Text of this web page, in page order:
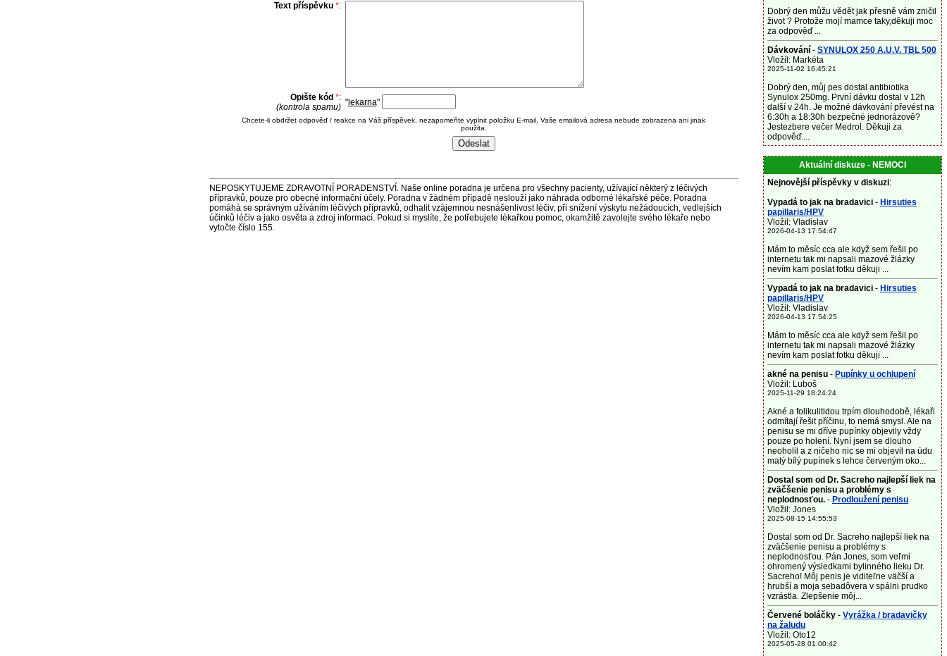
Text příspěvku *:
Opište kód *:
(kontrola spamu) "lekarna"
Chcete-li obdržet odpověď / reakce na Váš příspěvek, nezapomeňte vyplnit položku E-mail. Vaše emailová adresa nebude zobrazena ani jinak
použita.
NEPOSKYTUJEME ZDRAVOTNÍ PORADENSTVÍ. Naše online poradna je určena pro všechny pacienty, užívající některý z léčivých
přípravků, pouze pro obecné informační účely. Poradna v žádném případě neslouží jako náhrada odborné lékařské péče. Poradna
pomáhá se správným užíváním léčivých přípravků, odhalit vzájemnou nesnášenlivost léčiv, při snížení výskytu nežádoucích, vedlejších
účinků léčiv a jako osvěta a zdroj informací. Pokud si myslíte, že potřebujete lékařkou pomoc, okamžitě zavolejte svého lékaře nebo
vytočte číslo 155.
Dobrý den můžu vědět jak přesně vám zničil
život ? Protože mojí mamce taky,děkuji moc
za odpověď ...
Dávkování - SYNULOX 250 A.U.V. TBL 500
Vložil: Markéta
2025-11-02 16:45:21
Dobrý den, můj pes dostal antibiotika
Synulox 250mg. První dávku dostal v 12h
další v 24h. Je možné dávkování převést na
6:30h a 18:30h bezpečné jednorázově?
Jestezbere večer Medrol. Děkuji za
odpověď....
Aktuální diskuze - NEMOCI
Nejnovější příspěvky v diskuzi:
Vypadá to jak na bradavici - Hirsuties
papillaris/HPV
Vložil: Vladislav
2026-04-13 17:54:47
Mám to měsíc cca ale když sem řešil po
internetu tak mi napsali mazové žlázky
nevím kam poslat fotku děkuji ...
Vypadá to jak na bradavici - Hirsuties
papillaris/HPV
Vložil: Vladislav
2026-04-13 17:54:25
Mám to měsíc cca ale když sem řešil po
internetu tak mi napsali mazové žlázky
nevím kam poslat fotku děkuji ...
akné na penisu - Pupínky u ochlupení
Vložil: Luboš
2025-11-29 18:24:24
Akné a folikulitidou trpím dlouhodobě, lékaři
odmítají řešit příčinu, to nemá smysl. Ale na
penisu se mi dříve pupínky objevily vždy
pouze po holení. Nyní jsem se dlouho
neoholil a z ničeho nic se mi objevil na údu
malý bílý pupínek s lehce červeným oko...
Dostal som od Dr. Sacreho najlepší liek na
zväčšenie penisu a problémy s
neplodnosťou. - Prodloužení penisu
Vložil: Jones
2025-08-15 14:55:53
Dostal som od Dr. Sacreho najlepší liek na
zväčšenie penisu a problémy s
neplodnosťou. Pán Jones, som veľmi
ohromený výsledkami bylinného lieku Dr.
Sacreho! Môj penis je viditeľne väčší a
hrubší a moja sebadôvera v spálni prudko
vzrástla. Zlepšenie môj...
Červené boláčky - Vyrážka / bradavičky
na žaludu
Vložil: Oto12
2025-05-28 01:00:42